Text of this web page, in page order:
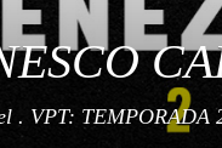
. VPT: TEMPORADA